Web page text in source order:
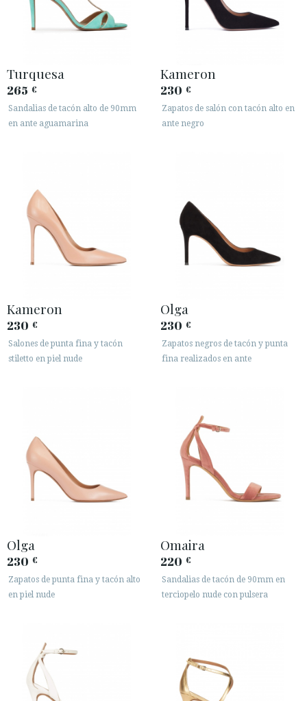
Turquesa
265 €
Sandalias de tacón alto de 90mm
en ante aguamarina
Kameron
230 €
Zapatos de salón con tacón alto en
ante negro
Kameron
230 €
Salones de punta fina y tacón
stiletto en piel nude
Olga
230 €
Zapatos negros de tacón y punta
fina realizados en ante
Olga
230 €
Zapatos de punta fina y tacón alto
en piel nude
Omaira
220 €
Sandalias de tacón de 90mm en
terciopelo nude con pulsera